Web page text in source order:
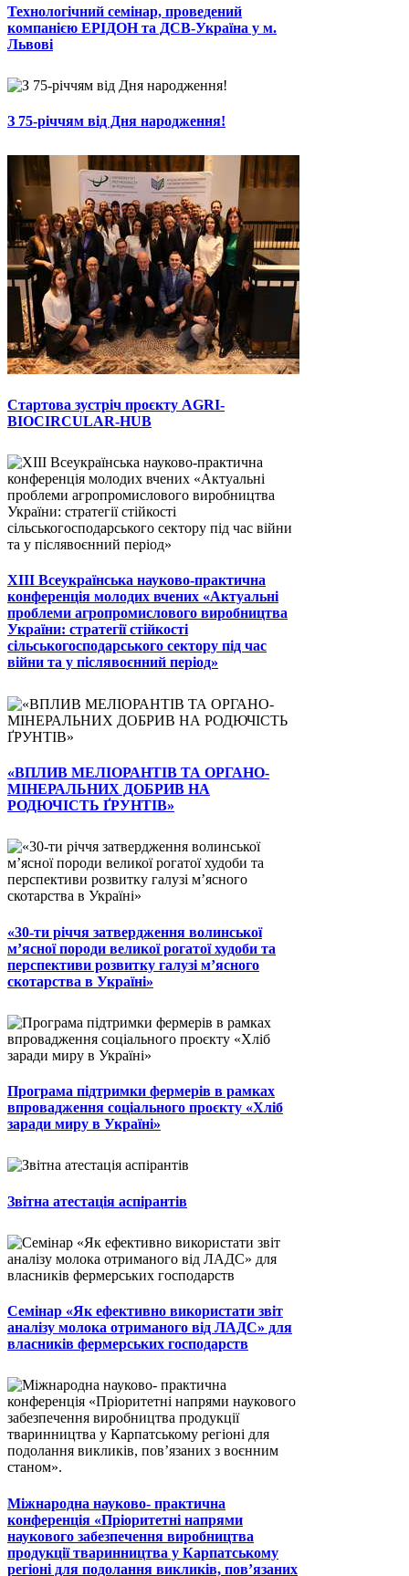
Технологічний семінар, проведений
компанією ЕРІДОН та ДСВ-Україна у м.
Львові
З 75-річчям від Дня народження!
Стартова зустріч проєкту AGRI-
BIOCIRCULAR-HUB
ХІІІ Всеукраїнська науково-практична
конференція молодих вчених «Актуальні
проблеми агропромислового виробництва
України: стратегії стійкості
сільськогосподарського сектору під час
війни та у післявоєнний період»
«ВПЛИВ МЕЛІОРАНТІВ ТА ОРГАНО-
МІНЕРАЛЬНИХ ДОБРИВ НА
РОДЮЧІСТЬ ҐРУНТІВ»
«30-ти річчя затвердження волинської
м’ясної породи великої рогатої худоби та
перспективи розвитку галузі м’ясного
скотарства в Україні»
Програма підтримки фермерів в рамках
впровадження соціального проєкту «Хліб
заради миру в Україні»
Звітна атестація аспірантів
Семінар «Як ефективно використати звіт
аналізу молока отриманого від ЛАДС» для
власників фермерських господарств
Міжнародна науково- практична
конференція «Пріоритетні напрями
наукового забезпечення виробництва
продукції тваринництва у Карпатському
регіоні для подолання викликів, пов’язаних